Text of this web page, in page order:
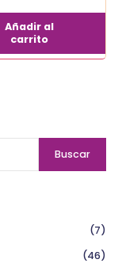
Buscar
(7)
(46)
Añadir al
carrito